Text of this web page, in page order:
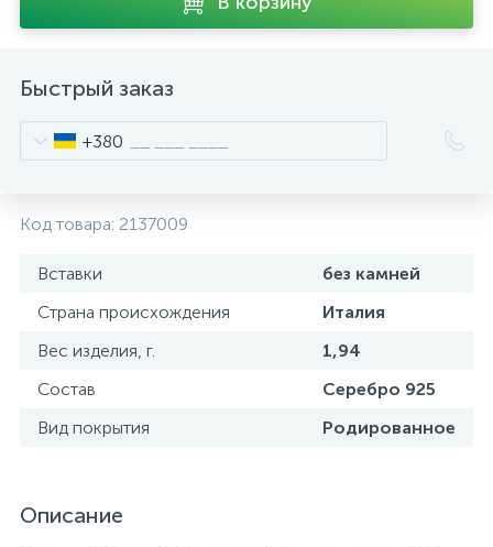
Быстрый заказ
+380
Код товара: 2137009
Вставки
без камней
Страна происхождения
Италия
Вес изделия, г.
1,94
Состав
Серебро 925
Вид покрытия
Родированное
Описание